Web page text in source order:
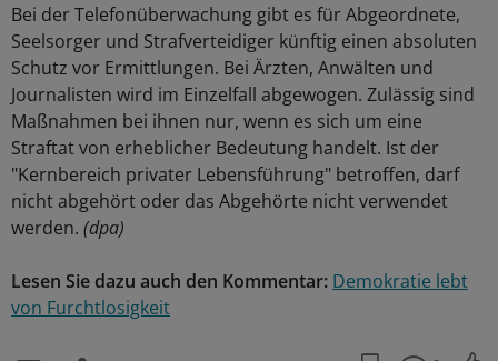
Bei der Telefonüberwachung gibt es für Abgeordnete,
Seelsorger und Strafverteidiger künftig einen absoluten
Schutz vor Ermittlungen. Bei Ärzten, Anwälten und
Journalisten wird im Einzelfall abgewogen. Zulässig sind
Maßnahmen bei ihnen nur, wenn es sich um eine
Straftat von erheblicher Bedeutung handelt. Ist der
"Kernbereich privater Lebensführung" betroffen, darf
nicht abgehört oder das Abgehörte nicht verwendet
werden. (dpa)
Lesen Sie dazu auch den Kommentar: Demokratie lebt
von Furchtlosigkeit